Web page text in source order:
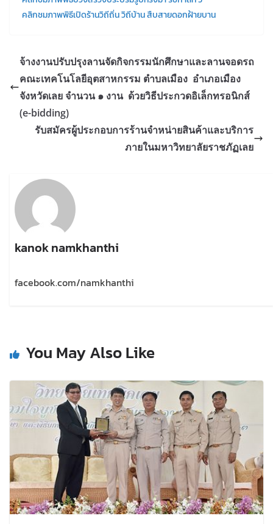
คลิกชมภาพพิธีเปิดร้านวิถีถิ่น วิถีบ้าน สืบสายดอกฝ้ายบาน
จ้างงานปรับปรุงลานจัดกิจกรรมนักศึกษาและลานจอดรถ
คณะเทคโนโลยีอุตสาหกรรม ตำบลเมือง อำเภอเมือง
จังหวัดเลย จำนวน ๑ งาน ด้วยวิธีประกวดอิเล็กทรอนิกส์
(e-bidding)
รับสมัครผู้ประกอบการร้านจำหน่ายสินค้าและบริการ
ภายในมหาวิทยาลัยราชภัฏเลย
kanok namkhanthi
facebook.com/namkhanthi
You May Also Like